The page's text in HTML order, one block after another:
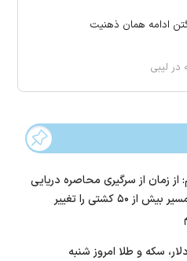
ادامه همان ذهنیت
در لیبی
از زمان از سرگیری محاصره دریایی
ایران، مسیر بیش از ۵۰ کشتی را تغییر
سکه و طلا امروز شنبه